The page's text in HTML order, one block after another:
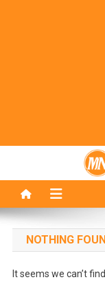
NOTHING
It seems we can’t